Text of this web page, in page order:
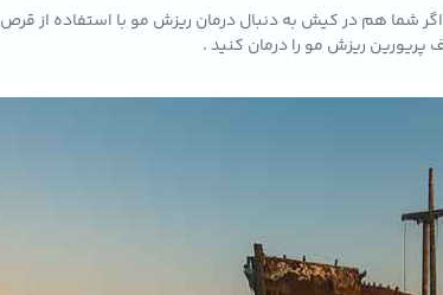
شما هم در کیش به دنبال درمان ریزش مو با استفاده از قرص
ریزش مو را درمان کنید .